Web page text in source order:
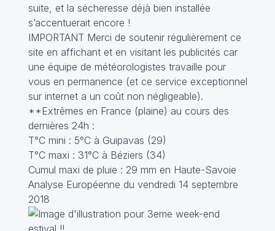
suite, et la sécheresse déjà bien installée
s’accentuerait encore !
IMPORTANT Merci de soutenir régulièrement ce
site en affichant et en visitant les publicités car
une équipe de météorologistes travaille pour
vous en permanence (et ce service exceptionnel
sur internet a un coût non négligeable).
**Extrêmes en France (plaine) au cours des
dernières 24h :
T°C mini : 5°C à Guipavas (29)
T°C maxi : 31°C à Béziers (34)
Cumul maxi de pluie : 29 mm en Haute-Savoie
Analyse Européenne du vendredi 14 septembre
2018